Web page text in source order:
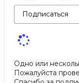
Подписаться
Одно или
Пожалуйста